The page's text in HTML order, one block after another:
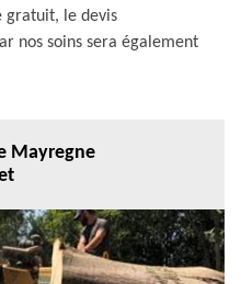
gratuit, le devis
nos soins sera également
Mayregne